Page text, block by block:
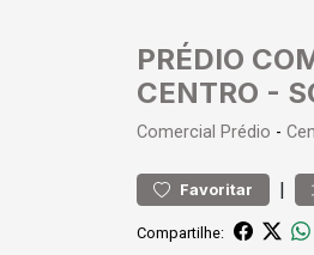
PRÉDIO
CENTRO -
Comercial Prédio -
Favoritar |
Compartilhe: